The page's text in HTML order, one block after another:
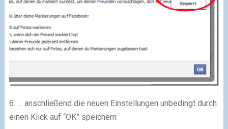
6. … anschließend die neuen Einstellungen unbedingt durch
einen Klick auf “OK” speichern